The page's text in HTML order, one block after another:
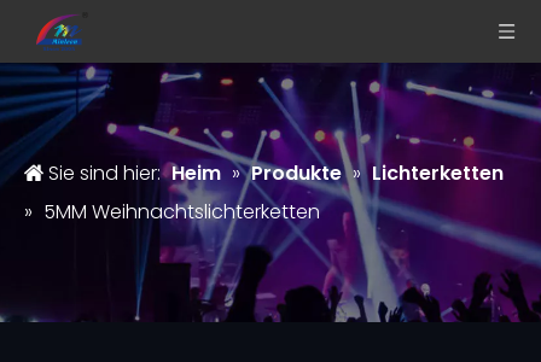
Sie sind hier: Heim » Produkte » Lichterketten
» 5MM Weihnachtslichterketten